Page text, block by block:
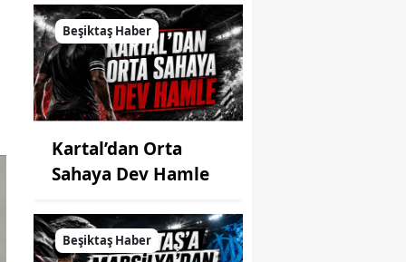
Beşiktaş Haber
Kartal’dan Orta
Sahaya Dev Hamle
Beşiktaş Haber